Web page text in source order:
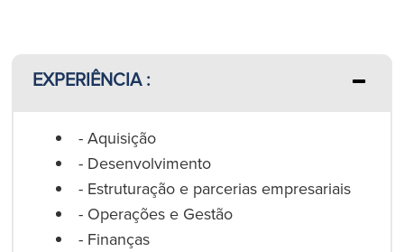
EXPERIÊNCIA :
- Aquisição
- Desenvolvimento
- Estruturação e parcerias empresariais
- Operações e Gestão
- Finanças